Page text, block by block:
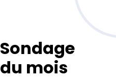
Sondage
du mois